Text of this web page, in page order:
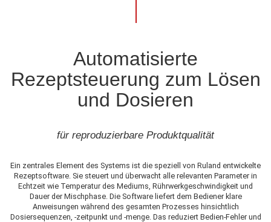
Automatisierte
Rezeptsteuerung zum Lösen
und Dosieren
für reproduzierbare Produktqualität
Ein zentrales Element des Systems ist die speziell von Ruland entwickelte
Rezeptsoftware. Sie steuert und überwacht alle relevanten Parameter in
Echtzeit wie Temperatur des Mediums, Rührwerkgeschwindigkeit und
Dauer der Mischphase. Die Software liefert dem Bediener klare
Anweisungen während des gesamten Prozesses hinsichtlich
Dosiersequenzen, -zeitpunkt und -menge. Das reduziert Bedien-Fehler und